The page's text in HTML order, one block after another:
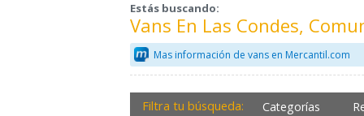
Estás buscando:
Vans En Las Condes,
Mas información de vans en Mercantil.com
Filtra tu búsqueda: Categorías